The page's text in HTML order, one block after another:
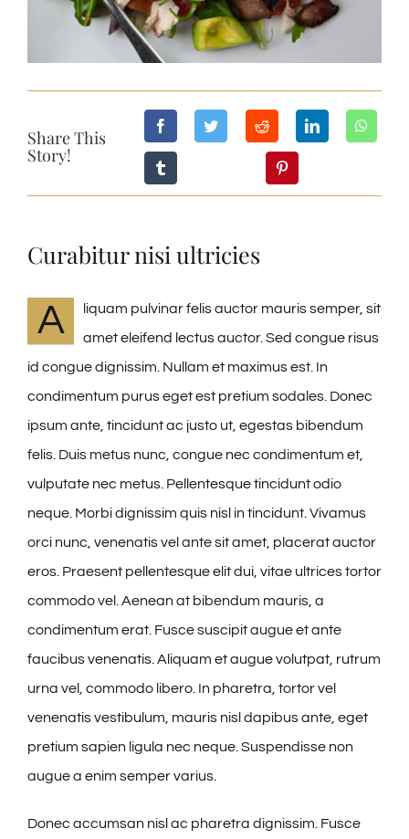
Share This
Story!
Curabitur nisi ultricies
A
liquam pulvinar felis auctor mauris semper, sit
amet eleifend lectus auctor. Sed congue risus
id congue dignissim. Nullam et maximus est. In
condimentum purus eget est pretium sodales. Donec
ipsum ante, tincidunt ac justo ut, egestas bibendum
felis. Duis metus nunc, congue nec condimentum et,
vulputate nec metus. Pellentesque tincidunt odio
neque. Morbi dignissim quis nisl in tincidunt. Vivamus
orci nunc, venenatis vel ante sit amet, placerat auctor
eros. Praesent pellentesque elit dui, vitae ultrices tortor
commodo vel. Aenean at bibendum mauris, a
condimentum erat. Fusce suscipit augue et ante
faucibus venenatis. Aliquam et augue volutpat, rutrum
urna vel, commodo libero. In pharetra, tortor vel
venenatis vestibulum, mauris nisl dapibus ante, eget
pretium sapien ligula nec neque. Suspendisse non
augue a enim semper varius.
Donec accumsan nisl ac pharetra dignissim. Fusce